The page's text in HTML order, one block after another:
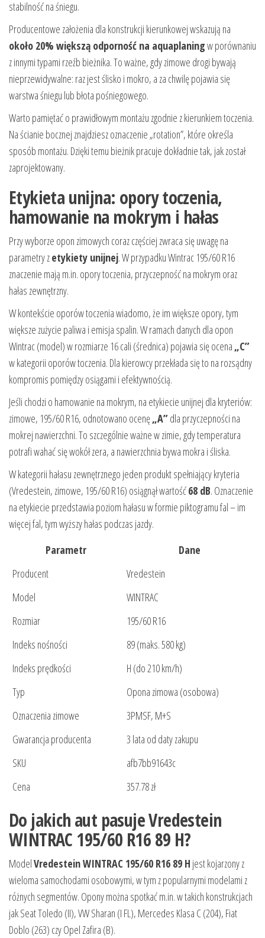
stabilność na śniegu.
Producentowe założenia dla konstrukcji kierunkowej wskazują na
około 20% większą odporność na aquaplaningw porównaniu
z innymi typami rzeźb bieżnika. To ważne, gdy zimowe drogi bywają
nieprzewidywalne: raz jest ślisko i mokro, a za chwilę pojawia się
warstwa śniegu lub błota pośniegowego.
Warto pamiętać o prawidłowym montażu zgodnie z kierunkiem toczenia.
Na ścianie bocznej znajdziesz oznaczenie „rotation”, które określa
sposób montażu. Dzięki temu bieżnik pracuje dokładnie tak, jak został
zaprojektowany.
Etykieta unijna: opory toczenia,
hamowanie na mokrym i hałas
Przy wyborze opon zimowych coraz częściej zwraca się uwagę na
parametry zetykiety unijnej. W przypadku Wintrac 195/60 R16
znaczenie mają m.in. opory toczenia, przyczepność na mokrym oraz
hałas zewnętrzny.
W kontekście oporów toczenia wiadomo, że im większe opory, tym
większe zużycie paliwa i emisja spalin. W ramach danych dla opon
Wintrac (model) w rozmiarze 16 cali (średnica) pojawia się ocena „C”
w kategorii oporów toczenia. Dla kierowcy przekłada się to na rozsądny
kompromis pomiędzy osiągami i efektywnością.
Jeśli chodzi o hamowanie na mokrym, na etykiecie unijnej dla kryteriów:
zimowe, 195/60 R16, odnotowano ocenę„A”dla przyczepności na
mokrej nawierzchni. To szczególnie ważne w zimie, gdy temperatura
potrafi wahać się wokół zera, a nawierzchnia bywa mokra i śliska.
W kategorii hałasu zewnętrznego jeden produkt spełniający kryteria
(Vredestein, zimowe, 195/60 R16) osiągnął wartość68 dB. Oznaczenie
na etykiecie przedstawia poziom hałasu w formie piktogramu fal – im
więcej fal, tym wyższy hałas podczas jazdy.
Parametr
Dane
Producent
Vredestein
Model
WINTRAC
Rozmiar
195/60 R16
Indeks nośności
89 (maks. 580 kg)
Indeks prędkości
H (do 210 km/h)
Typ
Opona zimowa (osobowa)
Oznaczenia zimowe
3PMSF, M+S
Gwarancja producenta
3 lata od daty zakupu
SKU
afb7bb91643c
Cena
357.78 zł
Do jakich aut pasuje Vredestein
WINTRAC 195/60 R16 89 H?
ModelVredestein WINTRAC 195/60 R16 89 H jest kojarzony z
wieloma samochodami osobowymi, w tym z popularnymi modelami z
różnych segmentów. Opony można spotkać m.in. w takich konstrukcjach
jak Seat Toledo (II), VW Sharan (I FL), Mercedes Klasa C (204), Fiat
Doblo (263) czy Opel Zafira (B).